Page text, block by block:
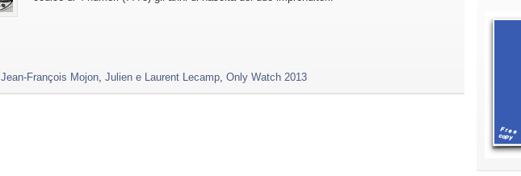
Jean-François Mojon Julien e Laurent Lecamp Only Watch 2013